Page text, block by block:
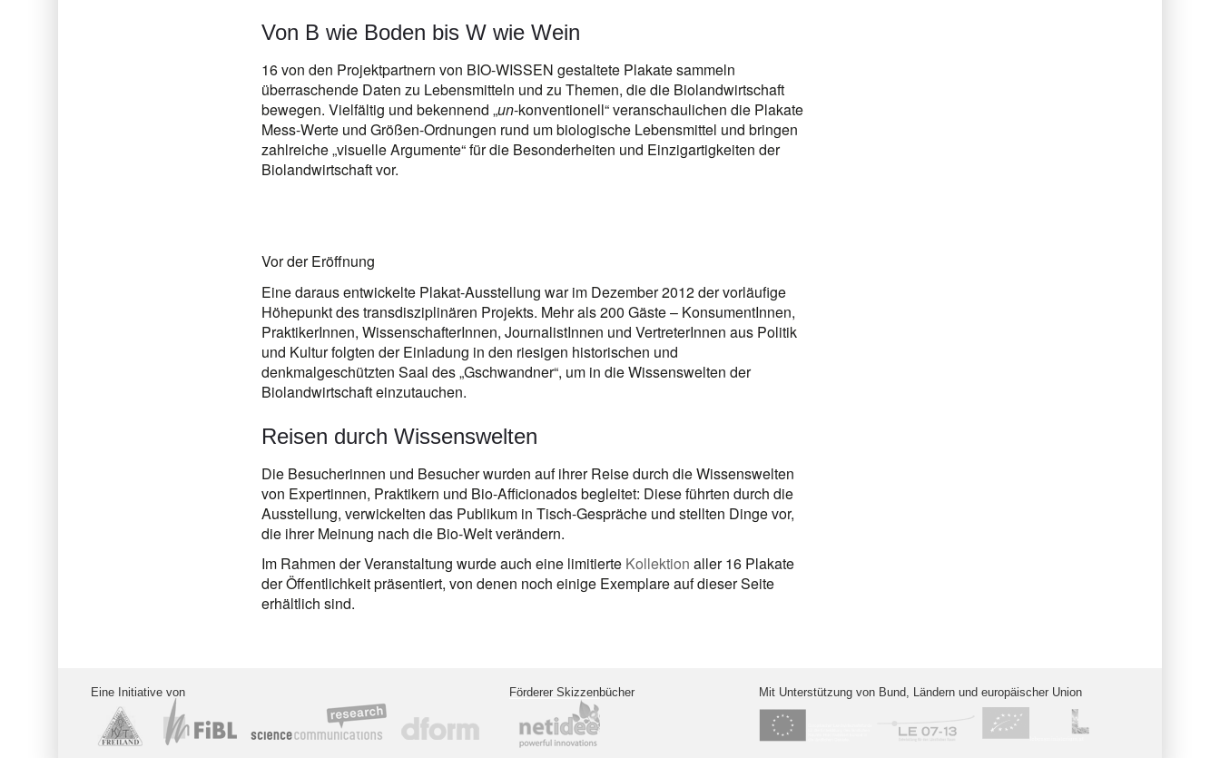
Von B wie Boden bis W wie Wein
16 von den Projektpartnern von BIO-WISSEN gestaltete Plakate sammeln
überraschende Daten zu Lebensmitteln und zu Themen, die die Biolandwirtschaft
bewegen. Vielfältig und bekennend „un-konventionell“ veranschaulichen die Plakate
Mess-Werte und Größen-Ordnungen rund um biologische Lebensmittel und bringen
zahlreiche „visuelle Argumente“ für die Besonderheiten und Einzigartigkeiten der
Biolandwirtschaft vor.
Vor der Eröffnung
Eine daraus entwickelte Plakat-Ausstellung war im Dezember 2012 der vorläufige
Höhepunkt des transdisziplinären Projekts. Mehr als 200 Gäste – KonsumentInnen,
PraktikerInnen, WissenschafterInnen, JournalistInnen und VertreterInnen aus Politik
und Kultur folgten der Einladung in den riesigen historischen und
denkmalgeschützten Saal des „Gschwandner“, um in die Wissenswelten der
Biolandwirtschaft einzutauchen.
Reisen durch Wissenswelten
Die Besucherinnen und Besucher wurden auf ihrer Reise durch die Wissenswelten
von Expertinnen, Praktikern und Bio-Afficionados begleitet: Diese führten durch die
Ausstellung, verwickelten das Publikum in Tisch-Gespräche und stellten Dinge vor,
die ihrer Meinung nach die Bio-Welt verändern.
Im Rahmen der Veranstaltung wurde auch eine limitierte Kollektion aller 16 Plakate
der Öffentlichkeit präsentiert, von denen noch einige Exemplare auf dieser Seite
erhältlich sind.
Eine Initiative von Förderer Skizzenbücher Mit Unterstützung von Bund, Ländern und europäischer Union